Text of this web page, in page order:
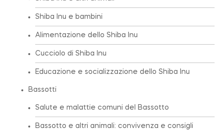
Shiba Inu e bambini
Alimentazione dello Shiba Inu
Cucciolo di Shiba Inu
Educazione e socializzazione dello Shiba Inu
Bassotti
Salute e malattie comuni del Bassotto
Bassotto e altri animali: convivenza e consigli